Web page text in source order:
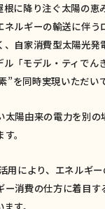
に降り注ぐ太陽の
ルギーの輸送に伴
自家消費型太陽光
「モデル・ティで
を同時実現いただい
太陽由来の電力を別
。
用により、エネルギ
消費の仕方に着目